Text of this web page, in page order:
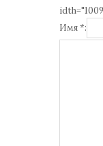
Имя *: